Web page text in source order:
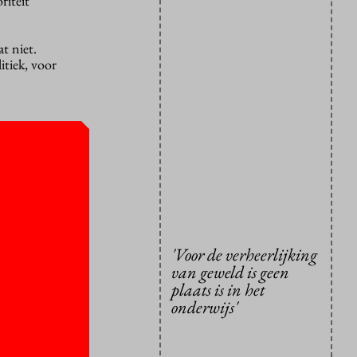
niet.
voor
naar
Maar:
hij
de
mag
tegen
hun
'Voor de verheerlijking
van geweld is geen
plaats is in het
onderwijs'